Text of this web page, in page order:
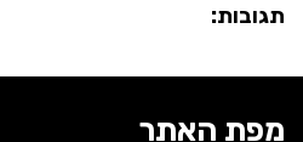
תגובות:
מפת האתר